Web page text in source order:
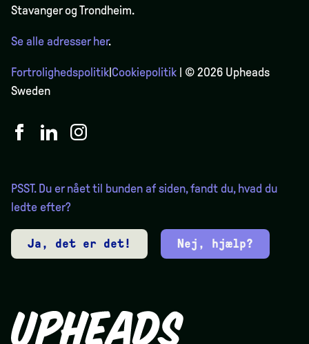
Stavanger og Trondheim.
Se alle adresser her.
Fortrolighedspolitik Cookiepolitik | © 2026 Upheads
Sweden
PSST. Du er nået til bunden af siden, fandt du, hvad du
ledte efter?
Ja, det er det! Nej, hjælp?